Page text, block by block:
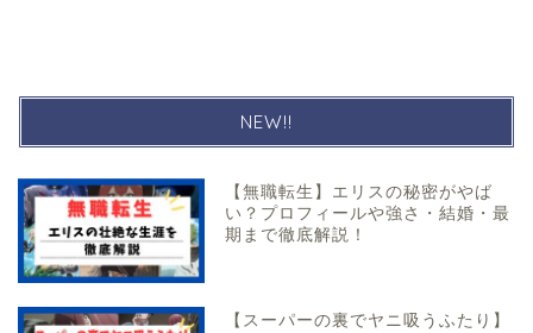
NEW!!
【無職転生】エリスの秘密がやば
い？プロフィールや強さ・結婚・最
期まで徹底解説！
【スーパーの裏でヤニ吸うふたり】